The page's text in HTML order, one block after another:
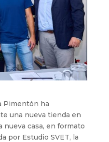
Pimentón ha
una nueva tienda en
nueva casa, en formato
por Estudio SVET, la